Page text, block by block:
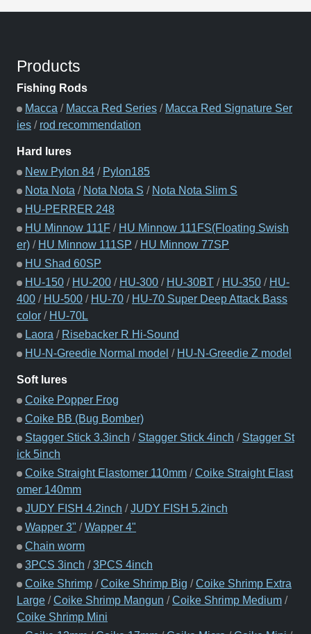
Products
Fishing Rods
Macca / Macca Red Series / Macca Red Signature Ser
ies / rod recommendation
Hard lures
New Pylon 84 / Pylon185
Nota Nota / Nota Nota S / Nota Nota Slim S
HU-PERRER 248
HU Minnow 111F / HU Minnow 111FS(Floating Swish
er) / HU Minnow 111SP / HU Minnow 77SP
HU Shad 60SP
HU-150 / HU-200 / HU-300 / HU-30BT / HU-350 / HU-
400 / HU-500 / HU-70 / HU-70 Super Deep Attack Bass
color / HU-70L
Laora / Risebacker R Hi-Sound
HU-N-Greedie Normal model / HU-N-Greedie Z model
Soft lures
Coike Popper Frog
Coike BB (Bug Bomber)
Stagger Stick 3.3inch / Stagger Stick 4inch / Stagger St
ick 5inch
Coike Straight Elastomer 110mm /Coike Straight Elast
omer 140mm
JUDY FISH 4.2inch /JUDY FISH 5.2inch
Wapper 3" /Wapper 4"
Chain worm
3PCS 3inch /3PCS 4inch
Coike Shrimp /Coike Shrimp Big /Coike Shrimp Extra
Large /Coike Shrimp Mangun /Coike Shrimp Medium /
Coike Shrimp Mini